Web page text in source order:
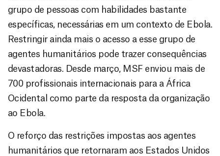
grupo de pessoas com habilidades bastante
específicas, necessárias em um contexto de Ebola.
Restringir ainda mais o acesso a esse grupo de
agentes humanitários pode trazer consequências
devastadoras. Desde março, MSF enviou mais de
700 profissionais internacionais para a África
Ocidental como parte da resposta da organização
ao Ebola.
O reforço das restrições impostas aos agentes
humanitários que retornaram aos Estados Unidos